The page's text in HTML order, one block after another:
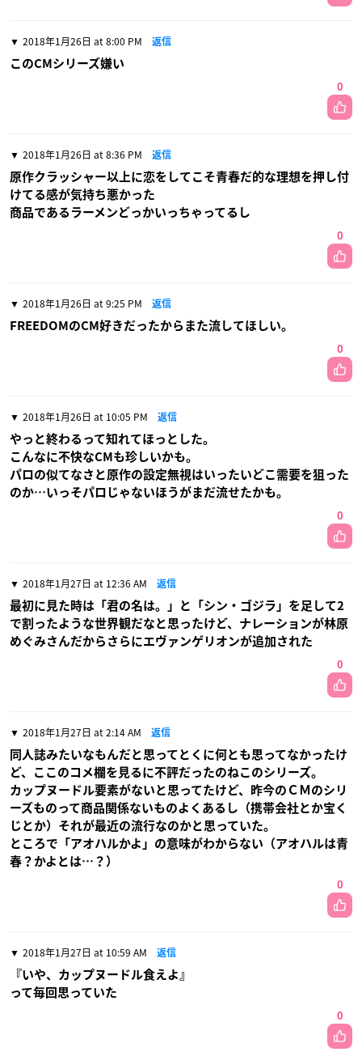
2018年1月26日 at 8:00 PM 返信
このCMシリーズ嫌い
0
2018年1月26日 at 8:36 PM 返信
原作クラッシャー以上に恋をしてこそ青春だ的な理想を押し付
けてる感が気持ち悪かった
商品であるラーメンどっかいっちゃってるし
0
2018年1月26日 at 9:25 PM 返信
FREEDOMのCM好きだったからまた流してほしい。
0
2018年1月26日 at 10:05 PM 返信
やっと終わるって知れてほっとした。
こんなに不快なCMも珍しいかも。
パロの似てなさと原作の設定無視はいったいどこ需要を狙った
のか…いっそパロじゃないほうがまだ流せたかも。
0
2018年1月27日 at 12:36 AM 返信
最初に見た時は「君の名は。」と「シン・ゴジラ」を足して2
で割ったような世界観だなと思ったけど、ナレーションが林原
めぐみさんだからさらにエヴァンゲリオンが追加された
0
2018年1月27日 at 2:14 AM 返信
同人誌みたいなもんだと思ってとくに何とも思ってなかったけ
ど、ここのコメ欄を見るに不評だったのねこのシリーズ。
カップヌードル要素がないと思ってたけど、昨今のＣＭのシリ
ーズものって商品関係ないものよくあるし（携帯会社とか宝く
じとか）それが最近の流行なのかと思っていた。
ところで「アオハルかよ」の意味がわからない（アオハルは青
春？かよとは…？）
0
2018年1月27日 at 10:59 AM 返信
『いや、カップヌードル食えよ』
って毎回思っていた
0